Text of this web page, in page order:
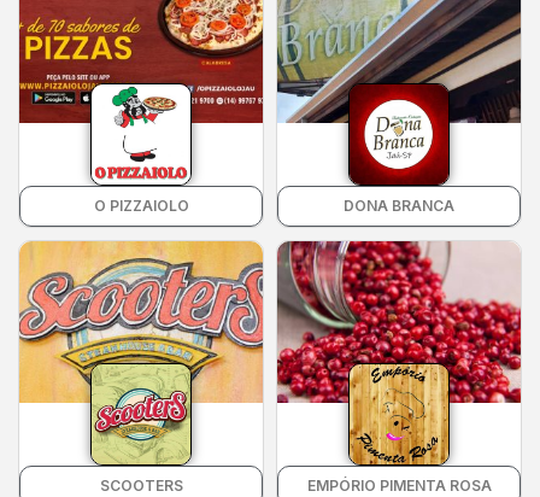
O PIZZAIOLO DONA BRANCA
SCOOTERS EMPÓRIO PIMENTA ROSA